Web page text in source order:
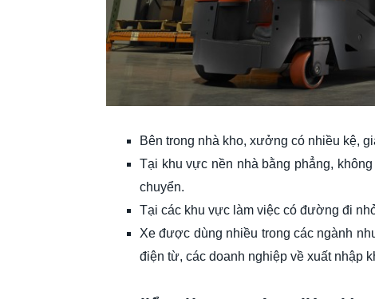
Bên trong nhà kho, xưởng có nhiều kệ,
Tại khu vực nền nhà bằng phẳng,
chuyển.
Tại các khu vực làm việc có đường đi
Xe được dùng nhiều trong các ngành
điện từ, các doanh nghiệp về xuất nhập